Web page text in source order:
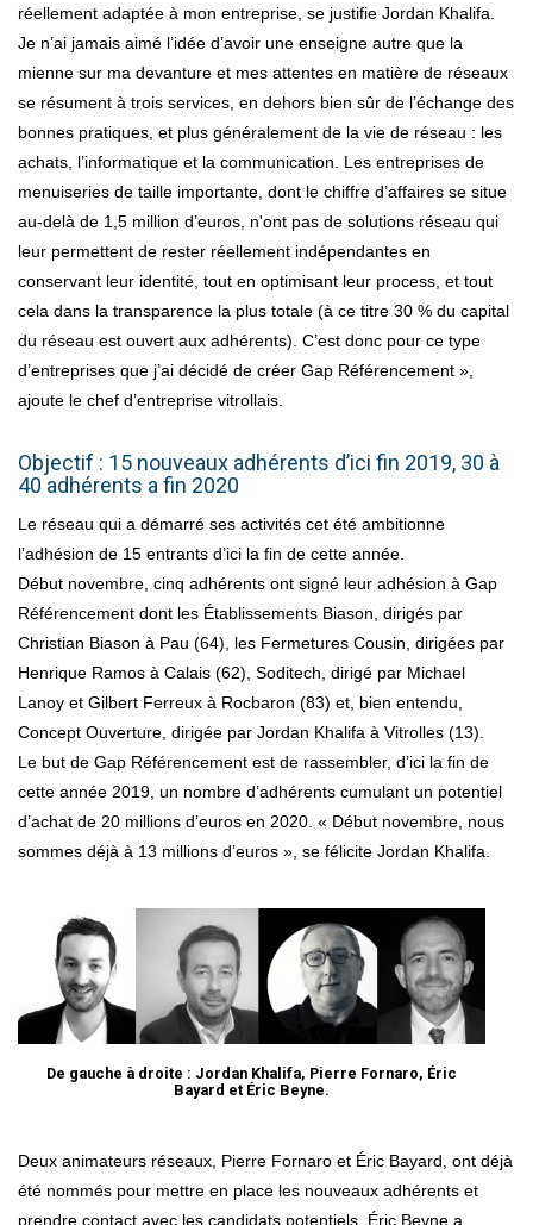
réellement adaptée à mon entreprise, se justifie Jordan Khalifa.
Je n’ai jamais aimé l’idée d’avoir une enseigne autre que la
mienne sur ma devanture et mes attentes en matière de réseaux
se résument à trois services, en dehors bien sûr de l’échange des
bonnes pratiques, et plus généralement de la vie de réseau : les
achats, l’informatique et la communication. Les entreprises de
menuiseries de taille importante, dont le chiffre d’affaires se situe
au-delà de 1,5 million d’euros, n'ont pas de solutions réseau qui
leur permettent de rester réellement indépendantes en
conservant leur identité, tout en optimisant leur process, et tout
cela dans la transparence la plus totale (à ce titre 30 % du capital
du réseau est ouvert aux adhérents). C’est donc pour ce type
d’entreprises que j’ai décidé de créer Gap Référencement »,
ajoute le chef d’entreprise vitrollais.
Objectif : 15 nouveaux adhérents d’ici fin 2019, 30 à
40 adhérents a fin 2020
Le réseau qui a démarré ses activités cet été ambitionne
l’adhésion de 15 entrants d’ici la fin de cette année.
Début novembre, cinq adhérents ont signé leur adhésion à Gap
Référencement dont les Établissements Biason, dirigés par
Christian Biason à Pau (64), les Fermetures Cousin, dirigées par
Henrique Ramos à Calais (62), Soditech, dirigé par Michael
Lanoy et Gilbert Ferreux à Rocbaron (83) et, bien entendu,
Concept Ouverture, dirigée par Jordan Khalifa à Vitrolles (13).
Le but de Gap Référencement est de rassembler, d’ici la fin de
cette année 2019, un nombre d’adhérents cumulant un potentiel
d’achat de 20 millions d’euros en 2020. « Début novembre, nous
sommes déjà à 13 millions d’euros », se félicite Jordan Khalifa.
De gauche à droite : Jordan Khalifa, Pierre Fornaro, Éric
Bayard et Éric Beyne.
Deux animateurs réseaux, Pierre Fornaro et Éric Bayard, ont déjà
été nommés pour mettre en place les nouveaux adhérents et
prendre contact avec les candidats potentiels. Éric Beyne a